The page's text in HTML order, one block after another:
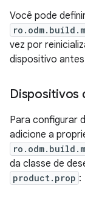
Você pode
vez por
dispositivo
Dispositivos
Para configurar
adicione a
da classe de
product.prop :